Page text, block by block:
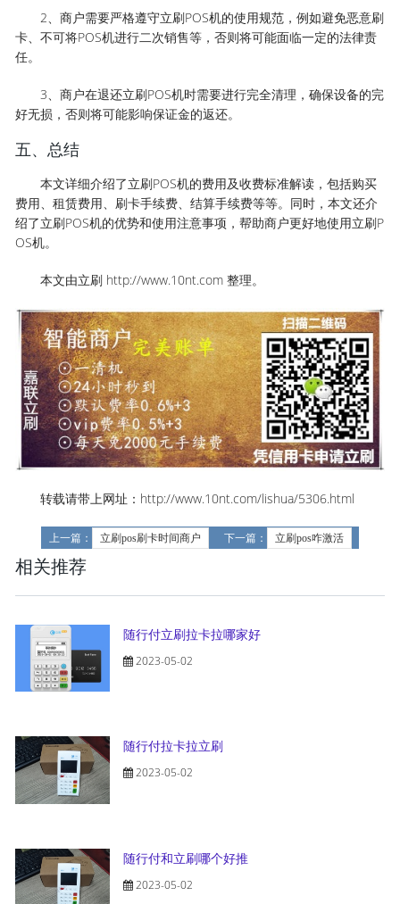
2、商户需要严格遵守立刷POS机的使用规范，例如避免恶意刷
卡、不可将POS机进行二次销售等，否则将可能面临一定的法律责
任。
3、商户在退还立刷POS机时需要进行完全清理，确保设备的完
好无损，否则将可能影响保证金的返还。
五、总结
本文详细介绍了立刷POS机的费用及收费标准解读，包括购买
费用、租赁费用、刷卡手续费、结算手续费等等。同时，本文还介
绍了立刷POS机的优势和使用注意事项，帮助商户更好地使用立刷P
OS机。
本文由立刷 http://www.10nt.com 整理。
转载请带上网址：http://www.10nt.com/lishua/5306.html
上一篇： 立刷pos刷卡时间商户 下一篇： 立刷pos咋激活
相关推荐
随行付立刷拉卡拉哪家好
2023-05-02
随行付拉卡拉立刷
2023-05-02
随行付和立刷哪个好推
2023-05-02